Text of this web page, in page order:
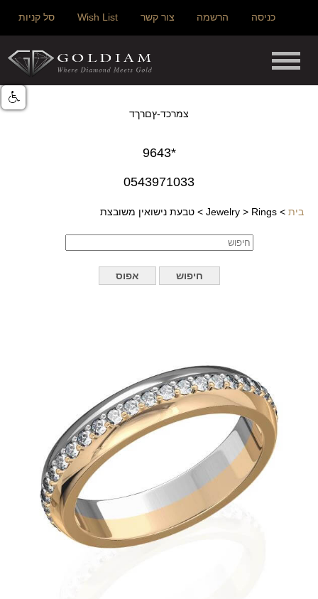
כניסה הרשמה צור קשר Wish List סל קניות
צמרכד-ץםרךד
*9643
0543971033
בית >
Jewelry > Rings
> טבעת נישואין משובצת